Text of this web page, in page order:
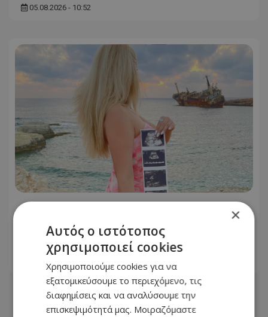
05.08.2026 - 10:52
Baby boom στην κυπριακή showbiz -
Πρώην παίκτρια reality αποκάλυψε
την εγκυμοσύνη της
×
Αυτός ο ιστότοπος
χρησιμοποιεί cookies
Χρησιμοποιούμε cookies για να
εξατομικεύσουμε το περιεχόμενο, τις
διαφημίσεις και να αναλύσουμε την
επισκεψιμότητά μας. Μοιραζόμαστε